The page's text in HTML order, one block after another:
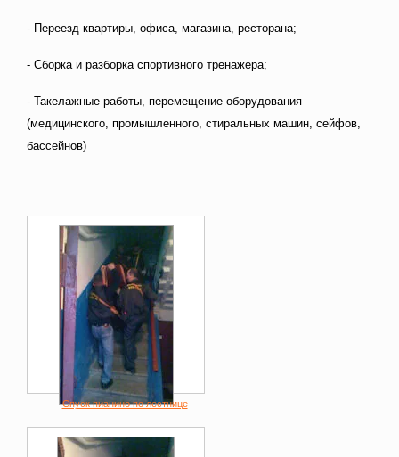
- Переезд квартиры, офиса, магазина, ресторана;
- Сборка и разборка спортивного тренажера;
- Такелажные работы, перемещение оборудования
(медицинского, промышленного, стиральных машин, сейфов,
бассейнов)
Спуск пианино по лестнице